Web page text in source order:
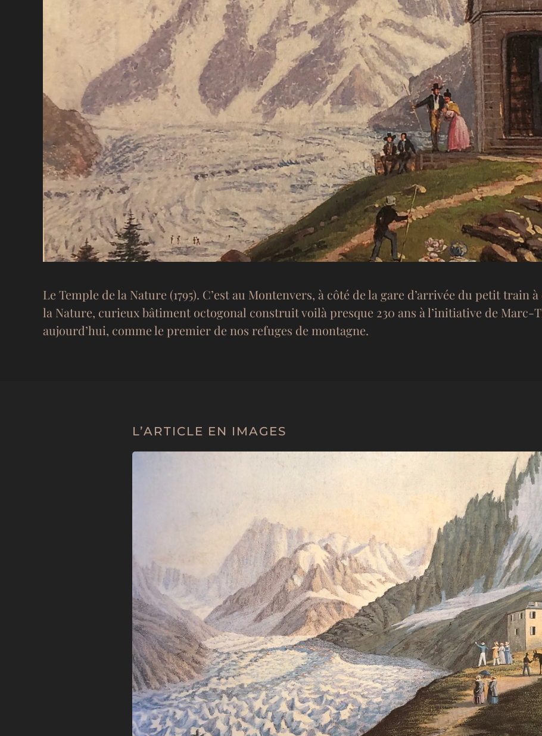
Le Temple de la Nature (1795). C’est au Montenvers, à côté de la gare d’arrivée du petit train
la Nature, curieux bâtiment octogonal construit voilà presque 230 ans à l’initiative de Marc-
aujourd’hui, comme le premier de nos refuges de montagne.
L’ARTICLE EN IMAGES